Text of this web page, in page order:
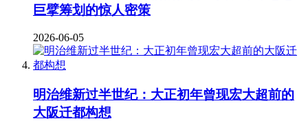
巨擘筹划的惊人密策
2026-06-05
明治维新过半世纪：大正初年曾现宏大超前的
大阪迁都构想